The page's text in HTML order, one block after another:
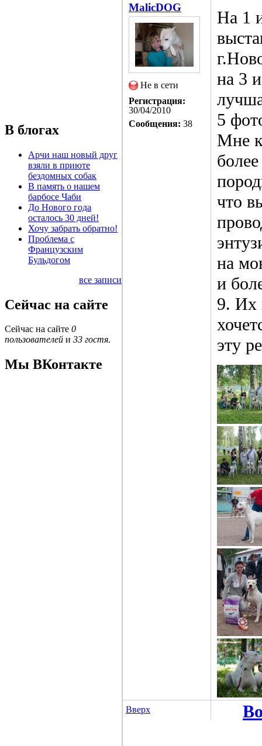
В блогах
Арчи наш новый друг
взяли в приюте
бездомных собак
В память о нашем
барбосе Чаби
До Нового года
осталось 30 дней!
Хочу забрать обратно!
Проблема с
Французским
Бульдогом
все записи
Сейчас на сайте
Сейчас на сайте 0
пользователей и 33 гостя.
Мы ВКонтакте
MalicDOG
Не в сети
Регистрация:
30/04/2010
Сообщения: 38
На 1
на 3
5
Мне
что
на
и
9. Их
эту
Вверх